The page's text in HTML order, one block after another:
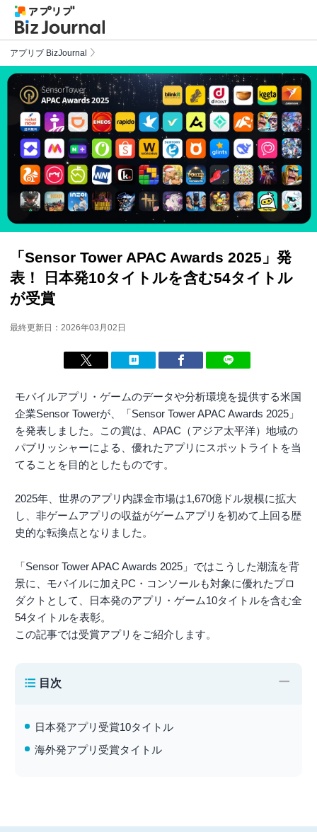
アプリブ BizJournal
「Sensor Tower APAC Awards 2025」発
表！ 日本発10タイトルを含む54タイトル
が受賞
最終更新日：2026年03月02日
モバイルアプリ・ゲームのデータや分析環境を提供する米国
企業Sensor Towerが、「Sensor Tower APAC Awards 2025」
を発表しました。この賞は、APAC（アジア太平洋）地域の
パブリッシャーによる、優れたアプリにスポットライトを当
てることを目的としたものです。
2025年、世界のアプリ内課金市場は1,670億ドル規模に拡大
し、非ゲームアプリの収益がゲームアプリを初めて上回る歴
史的な転換点となりました。
「Sensor Tower APAC Awards 2025」ではこうした潮流を背
景に、モバイルに加えPC・コンソールも対象に優れたプロ
ダクトとして、日本発のアプリ・ゲーム10タイトルを含む全
54タイトルを表彰。
この記事では受賞アプリをご紹介します。
目次 −
日本発アプリ受賞10タイトル
海外発アプリ受賞タイトル